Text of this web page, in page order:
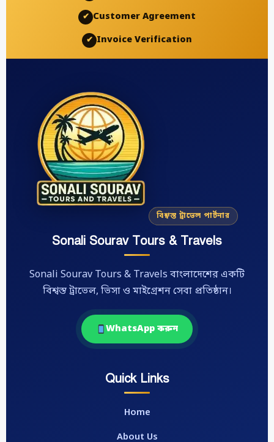
✔ Customer Agreement
✔ Invoice Verification
বিশ্বস্ত ট্রাভেল পার্টনার
Sonali Sourav Tours & Travels
Sonali Sourav Tours & Travels বাংলাদেশের একটি
বিশ্বস্ত ট্রাভেল, ভিসা ও মাইগ্রেশন সেবা প্রতিষ্ঠান।
WhatsApp করুন
Quick Links
Home
About Us